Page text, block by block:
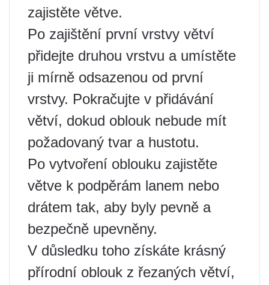
zajistěte větve.
Po zajištění první vrstvy větví
přidejte druhou vrstvu a umístěte
ji mírně odsazenou od první
vrstvy. Pokračujte v přidávání
větví, dokud oblouk nebude mít
požadovaný tvar a hustotu.
Po vytvoření oblouku zajistěte
větve k podpěrám lanem nebo
drátem tak, aby byly pevně a
bezpečně upevněny.
V důsledku toho získáte krásný
přírodní oblouk z řezaných větví,